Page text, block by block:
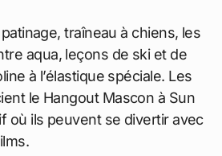
traîneau à chiens, les
aqua, leçons de ski et de
à l’élastique spéciale. Les
le Hangout Mascon à Sun
où ils peuvent se divertir avec